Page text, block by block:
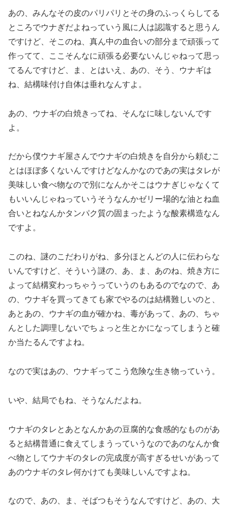
あの、みんなその皮のパリパリとその身のふっくらしてる
ところでウナぎだよねっていう風に人は認識すると思うん
ですけど、そこのね、真ん中の血合いの部分まで頑張って
作ってて、ここそんなに頑張る必要ないんじゃねって思っ
てるんですけど、ま、とはいえ、あの、そう、ウナギは
ね、結構味付け自体は垂れなんすよ。
あの、ウナギの白焼きってね、そんなに味しないんです
よ。
だから僕ウナギ屋さんでウナギの白焼きを自分から頼むこ
とはほぼ多くないんですけどなんかなのであの実はタレが
美味しい食べ物なので別になんかそこはウナぎじゃなくて
もいいんじゃねっていうそうなんかゼリー場的な油とね血
合いとねなんかタンパク質の固まったような酸素構造なん
ですよ。
このね、謎のこだわりがね、多分ほとんどの人に伝わらな
いんですけど、そういう謎の、あ、ま、あのね、焼き方に
よって結構変わっちゃうっていうのもあるのでなので、あ
の、ウナギを買ってきても家でやるのは結構難しいのと、
あとあの、ウナギの血が確かね、毒があって、あの、ちゃ
んとした調理しないでちょっと生とかになってしまうと確
か当たるんですよね。
なので実はあの、ウナギってこう危険な生き物っていう。
いや、結局でもね、そうなんだよね。
ウナギのタレとあとなんかあの豆腐的な食感的なものがあ
ると結構普通に食えてしまうっていうなのであのなんか食
べ物としてウナギのタレの完成度が高すぎるせいがあって
あのウナギのタレ何かけても美味しいんですよね。
なので、あの、ま、そばつもそうなんですけど、あの、大